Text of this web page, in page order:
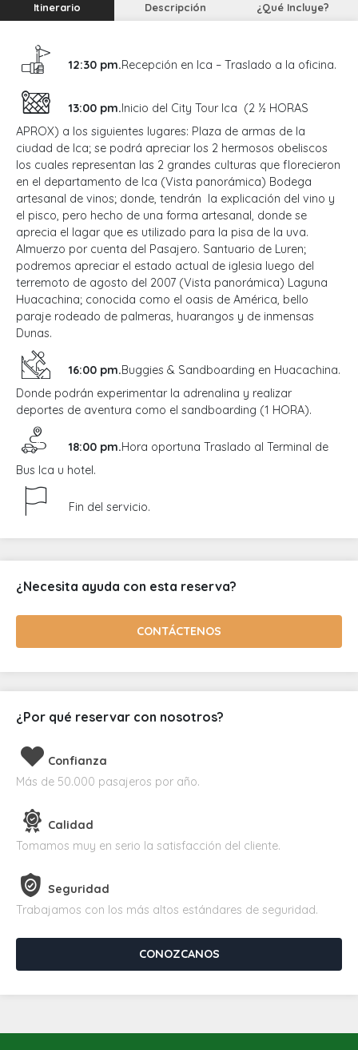
Itinerario Descripción ¿Qué Incluye?
12:30 pm.Recepción en Ica – Traslado a la oficina.
13:00 pm.Inicio del City Tour Ica (2 ½ HORAS
APROX) a los siguientes lugares: Plaza de armas de la
ciudad de Ica; se podrá apreciar los 2 hermosos obeliscos
los cuales representan las 2 grandes culturas que florecieron
en el departamento de Ica (Vista panorámica) Bodega
artesanal de vinos; donde, tendrán la explicación del vino y
el pisco, pero hecho de una forma artesanal, donde se
aprecia el lagar que es utilizado para la pisa de la uva.
Almuerzo por cuenta del Pasajero. Santuario de Luren;
podremos apreciar el estado actual de iglesia luego del
terremoto de agosto del 2007 (Vista panorámica) Laguna
Huacachina; conocida como el oasis de América, bello
paraje rodeado de palmeras, huarangos y de inmensas
Dunas.
16:00 pm.Buggies & Sandboarding en Huacachina.
Donde podrán experimentar la adrenalina y realizar
deportes de aventura como el sandboarding (1 HORA).
18:00 pm.Hora oportuna Traslado al Terminal de
Bus Ica u hotel.
Fin del servicio.
¿Necesita ayuda con esta reserva?
CONTÁCTENOS
¿Por qué reservar con nosotros?
Confianza
Más de 50.000 pasajeros por año.
Calidad
Tomamos muy en serio la satisfacción del cliente.
Seguridad
Trabajamos con los más altos estándares de seguridad.
CONOZCANOS